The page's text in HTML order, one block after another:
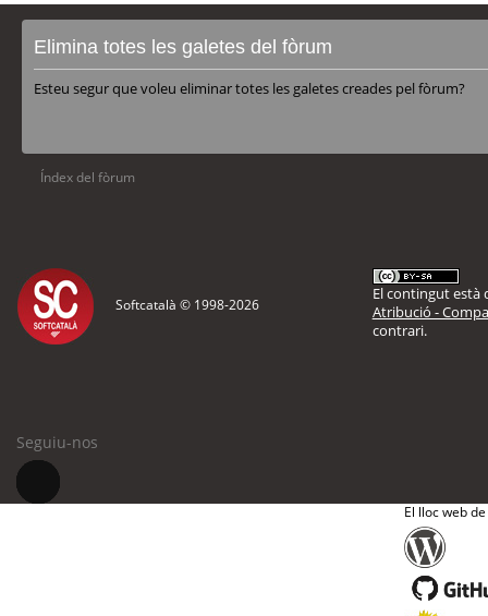
Elimina totes les galetes del fòrum
Esteu segur que voleu eliminar totes les galetes creades pel fòrum?
Índex del fòrum
Softcatalà © 1998-2026
El contingut està
Atribució -
contrari.
Seguiu-nos
El lloc web